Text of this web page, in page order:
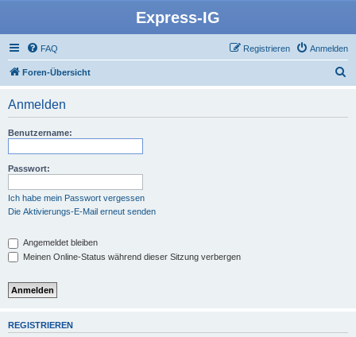
Express-IG
FAQ Anmelden
Registrieren
Foren-Übersicht
Anmelden
Benutzername:
Passwort:
Ich habe mein Passwort vergessen
Die Aktivierungs-E-Mail erneut senden
Angemeldet bleiben
Meinen Online-Status während dieser Sitzung verbergen
REGISTRIEREN